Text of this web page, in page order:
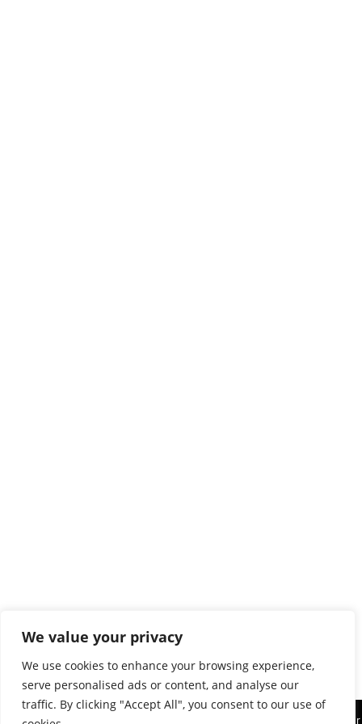
We value your privacy
We use cookies to enhance your browsing experience,
serve personalised ads or content, and analyse our
traffic. By clicking "Accept All", you consent to our use of
Diese Website benutzt Cookies. Wenn Sie die Website